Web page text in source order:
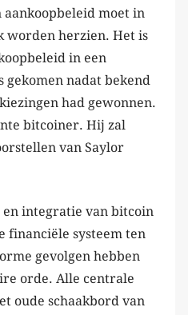
moet in
worden herzien. Het is
in een
nadat bekend
had gewonnen.
bitcoiner. Hij zal
van Saylor
integratie van bitcoin
financiële systeem ten
gevolgen hebben
orde. Alle centrale
oude schaakbord van